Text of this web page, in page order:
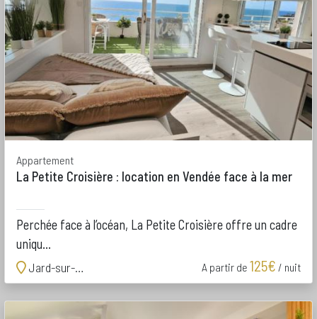
Appartement
La Petite Croisière : location en Vendée face à la mer
Perchée face à l’océan, La Petite Croisière offre un cadre
uniqu...
Jard-sur-Mer
A partir de 125€ / nuit